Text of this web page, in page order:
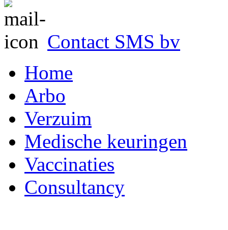
Contact SMS bv
Home
Arbo
Verzuim
Medische keuringen
Vaccinaties
Consultancy